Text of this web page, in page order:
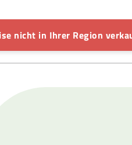
nicht in Ihrer Region